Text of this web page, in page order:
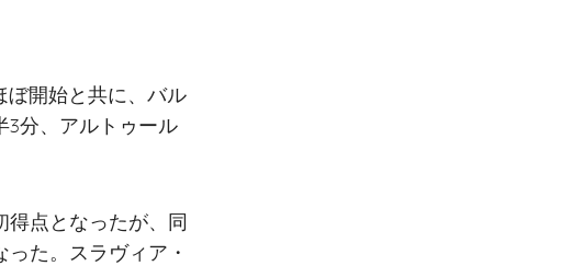
ぼ開始と共に、バル
3分、アルトゥール
点となったが、同
た。スラヴィア・